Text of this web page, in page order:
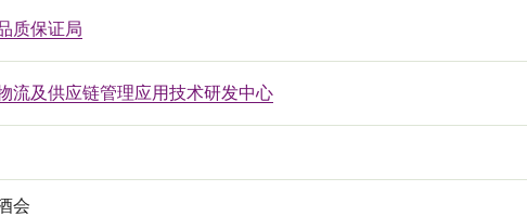
质保证局
流及供应链管理应用技术研发中心
会